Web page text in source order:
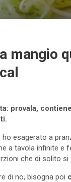
mangio
provala,
ho esagerato a
a tavola infinite
che di solito si
di no, bisogna poi